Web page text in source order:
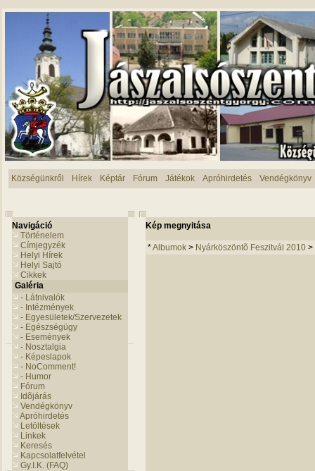
Községünkről Hírek Képtár Fórum Játékok Apróhirdetés Vendégkönyv
Navigáció
Történelem
Címjegyzék
Helyi Hírek
Helyi Sajtó
Cikkek
Galéria
- Látnivalók
- Intézmények
- Egyesületek/Szervezetek
- Egészségügy
- Események
- Nosztalgia
- Képeslapok
- NoComment!
- Humor
Fórum
Idõjárás
Vendégkönyv
Apróhirdetés
Letöltések
Linkek
Keresés
Kapcsolatfelvétel
Gy.I.K. (FAQ)
Kép megnyitása
*Albumok > Nyárköszöntõ Feszitvál 2010 >